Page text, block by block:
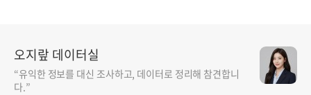
오지랖 데이터실
“유익한 정보를 대신 조사하고, 데이터로 정리해 참견합니
다.”